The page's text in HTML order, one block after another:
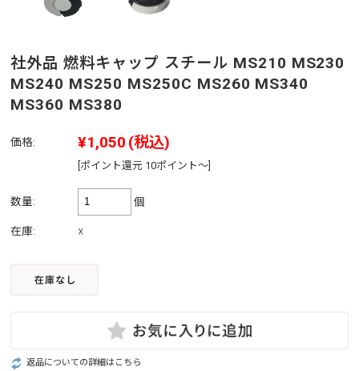
社外品 燃料キャップ スチール MS210 MS230
MS240 MS250 MS250C MS260 MS340
MS360 MS380
価格: ¥1,050 (税込)
[ポイント還元 10ポイント～]
数量: 個
在庫: ☓
返品についての詳細はこちら